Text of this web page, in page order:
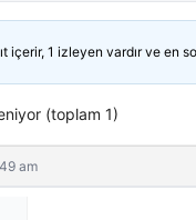
içerir, 1 izleyen vardır ve en
(toplam 1)
am